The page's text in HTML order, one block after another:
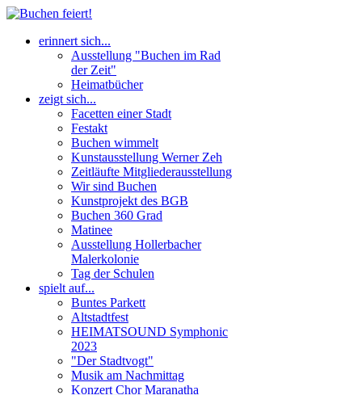
erinnert sich...
Ausstellung "Buchen im Rad
der Zeit"
Heimatbücher
zeigt sich...
Facetten einer Stadt
Festakt
Buchen wimmelt
Kunstausstellung Werner Zeh
Zeitläufte Mitgliederausstellung
Wir sind Buchen
Kunstprojekt des BGB
Buchen 360 Grad
Matinee
Ausstellung Hollerbacher
Malerkolonie
Tag der Schulen
spielt auf...
Buntes Parkett
Altstadtfest
HEIMATSOUND Symphonic
2023
"Der Stadtvogt"
Musik am Nachmittag
Konzert Chor Maranatha